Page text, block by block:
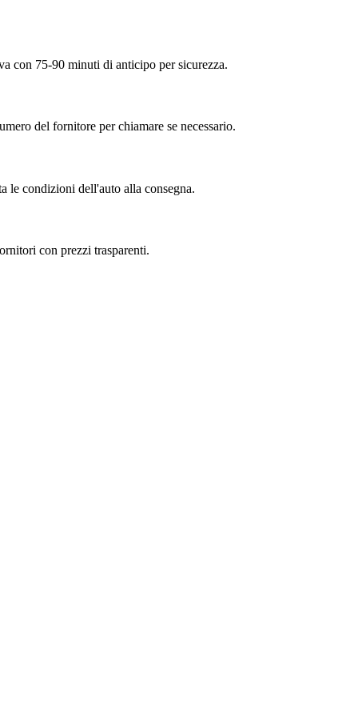
con 75-90 minuti di anticipo per sicurezza.
del fornitore per chiamare se necessario.
le condizioni dell'auto alla consegna.
con prezzi trasparenti.